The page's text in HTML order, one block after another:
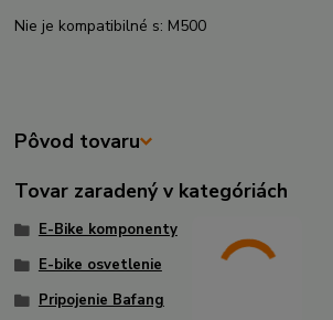
Nie je kompatibilné s: M500
Pôvod tovaru
Tovar zaradený v kategóriách
E-Bike komponenty
E-bike osvetlenie
Pripojenie Bafang